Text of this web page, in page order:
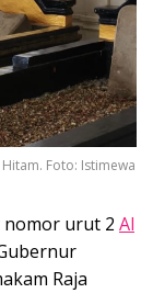
Foto: Istimewa
nomor urut 2 Al
Raja